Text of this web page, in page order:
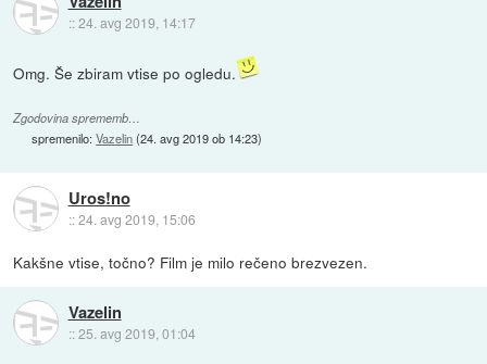
::24. avg 2019, 14:17
Omg. Še zbiram vtise po ogledu.
Zgodovina sprememb…
spremenilo:Vazelin(24. avg 2019 ob 14:23)
Uros!no
::24. avg 2019, 15:06
Kakšne vtise, točno? Film je milo rečeno brezvezen.
Vazelin
::25. avg 2019, 01:04